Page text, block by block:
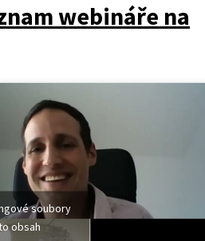
webináře na
soubory
obsah